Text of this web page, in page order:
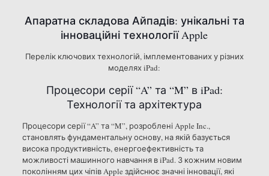
Апаратна складова Айпадів: унікальні та
інноваційні технології Apple
Перелік ключових технологій, імплементованих у різних
моделях iPad:
Процесори серії “A” та “M” в iPad:
Технології та архітектура
Процесори серії “A” та “M”, розроблені Apple Inc.,
становлять фундаментальну основу, на якій базується
висока продуктивність, енергоефективність та
можливості машинного навчання в iPad. З кожним новим
поколінням цих чіпів Apple здійснює значні інновації, які